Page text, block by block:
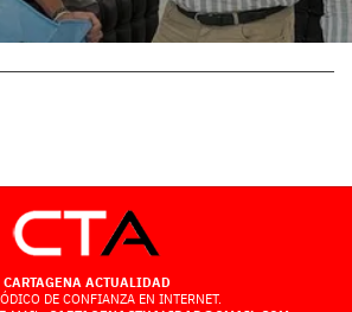
CARTAGENA ACTUALIDAD
DE CONFIANZA EN INTERNET.